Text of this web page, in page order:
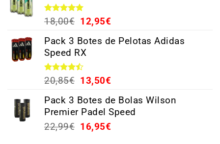
Valorado
con 5.00
18,00€ 12,95€
Pack 3 Botes de Pelotas Adidas
Speed RX
Valorado
con 4.44
20,85€ 13,50€
Pack 3 Botes de Bolas Wilson
Premier Padel Speed
22,99€ 16,95€